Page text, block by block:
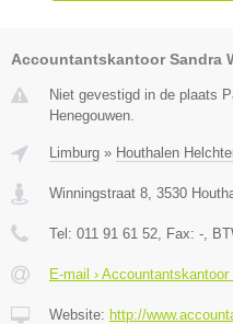
Accountantskantoor Sandra
Niet gevestigd in de plaats
Henegouwen.
Limburg » Houthalen
Winningstraat 8 3530
Tel: 011 91 61 52 , Fax: - ,
E-mail ›
Website: http://